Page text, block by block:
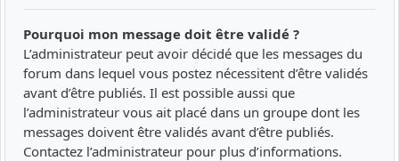
Pourquoi mon message doit être validé ?
L’administrateur peut avoir décidé que les messages du
forum dans lequel vous postez nécessitent d’être validés
avant d’être publiés. Il est possible aussi que
l’administrateur vous ait placé dans un groupe dont les
messages doivent être validés avant d’être publiés.
Contactez l’administrateur pour plus d’informations.